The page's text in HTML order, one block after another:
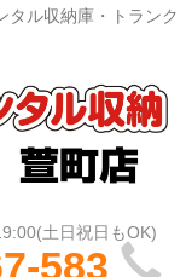
タル収納庫・トランク
583